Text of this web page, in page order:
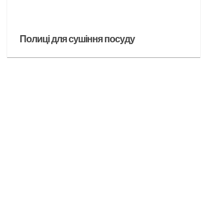
Полиці для сушіння посуду